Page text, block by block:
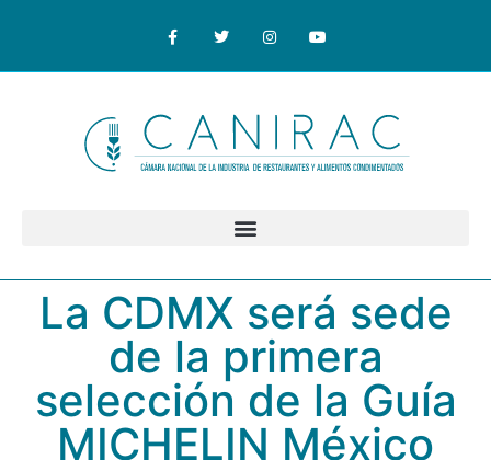
La CDMX será sede
de la primera
selección de la Guía
MICHELIN México